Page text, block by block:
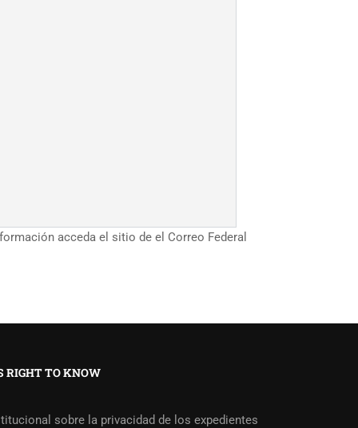
acceda el sitio de el Correo Federal
RIGHT TO KNOW
sobre la privacidad de los expedientes